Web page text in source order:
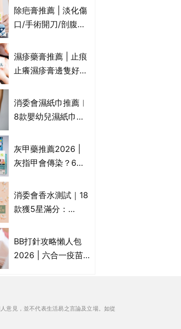
懂得把握1歲起「長
高黃金期」
除疤膏推薦 | 淡化傷
口/手術開刀/剖腹生
藥膏/除疤筆/除疤貼
比較（消委會教揀選
濕疹藥膏推薦 | 止痕
止癢濕疹膏邊隻好？
膏/濕疹膏 嬰兒BB濕
疹皮膚適用！紓緩防
一覽)
消委會濕紙巾推薦︱
8款嬰幼兒濕紙巾獲
屈臣氏watsons、強
生Johnson's等｜測
灰甲藥推薦2026 |
灰指甲會傳染？6款
膏/抗甲癬油劑的功
效/價格比較：羅霉
消委會香水測試｜18
款獲5星滿分：
ARMANI、Marks &
Spencer、CHANEL
BB打針攻略懶人包
2026 | 六合一疫苗
嬰幼兒疫苗價錢比
意見，並不代表生活易之言論及立場。如從